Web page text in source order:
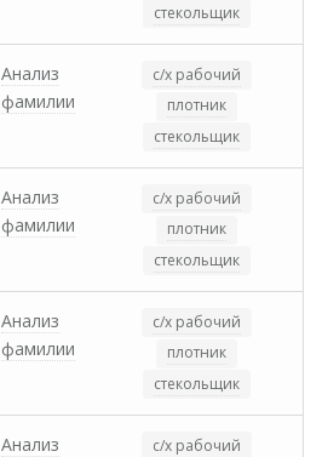
стекольщик
Анализ
фамилии
с/х рабочий
плотник
стекольщик
Анализ
фамилии
с/х рабочий
плотник
стекольщик
Анализ
фамилии
с/х рабочий
плотник
стекольщик
Анализ
с/х рабочий